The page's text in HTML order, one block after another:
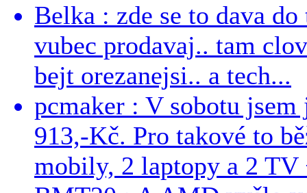
Belka : zde se to dava
vubec prodavaj.. tam
bejt orezanejsi.. a tech...
pcmaker : V sobotu
913,-Kč. Pro takové to
mobily, 2 laptopy a 2 TV